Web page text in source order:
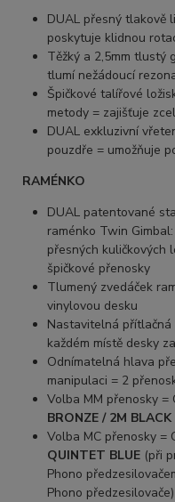
DUAL přesný tlakově
poskytuje klidnou
Těžký a 2,5mm tlustý
tlumí nežádoucí
Špičkové talířové
metody = zajišťuje
DUAL exkluzivní
pouzdře = umožňuje
RAMÉNKO
DUAL patentované
raménko Twin
přesných kuličkových
špičkové přenosky
Tlumený zvedáček
vinylovou desku
Nastavitelná
každém místě desky
Odnímatelná hlava
manipulaci = 2
Volba MM přenosky =
BRONZE / 2M BLACK
Volba MC přenosky =
QUINTET BLUE (při
Phono
Phono předzesilovače)